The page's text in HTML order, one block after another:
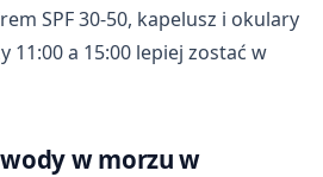
SPF 30-50, kapelusz i okulary
11:00 a 15:00 lepiej zostać w
w morzu w